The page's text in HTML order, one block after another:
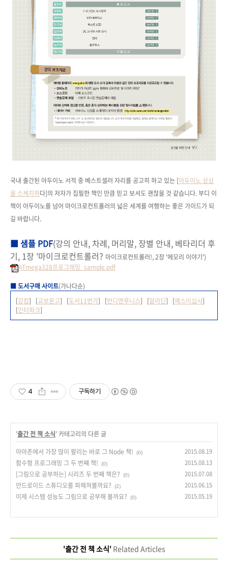
국내 출간된 아두이노 서적 중 베스트셀러 자리를 공고히 하고 있는 [아두이노 상상
을 스케치하다]의 저자가 집필한 책인 만큼 믿고 보셔도 괜찮을 것 같습니다. 부디 이
책이 아두이노를 넘어 마이크로컨트롤러의 넓은 세계를 여행하는 좋은 가이드가 되
길 바랍니다.
■ 샘플 PDF(강의 안내, 차례, 머리말, 장별 안내, 베타리더 후
기, 1장 '마이크로컨트롤러? 마이크로컨트롤러!, 2장 '메모리 이야기')
ATmega328프로그래밍_sample.pdf
■ 도서구매 사이트(가나다순)
[강컴] [교보문고] [도서11번가] [반디앤루니스] [알라딘] [예스이십사]
[인터파크]
4 구독하기
'출간 전 책 소식' 카테고리의 다른 글
아마존에서 가장 많이 팔리는 바로 그 Node 책!
(0) 2015.08.19
함수형 프로그래밍 그 두 번째 책! (0) 2015.08.13
[그림으로 공부하는] 시리즈 두 번째 책은? (0) 2015.07.08
안드로이드 스튜디오를 파헤쳐볼까요? (2) 2015.06.15
이제 시스템 성능도 그림으로 공부해 볼까요? (0) 2015.05.19
'출간 전 책 소식'Related Articles